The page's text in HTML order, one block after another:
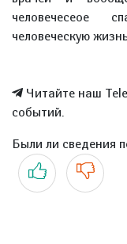
человечесеое
человеческую
Читайте наш
событий.
Были ли сведения
Да Нет